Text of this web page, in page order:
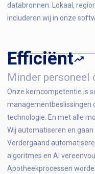
databronnen. Lokaal,
includeren wij in onze
Efficiënt
Minder
Onze kerncompetentie is
managementbeslissingen
technologie. En met alle
Wij automatiseren en
Verdergaand
algoritmes en AI
Apotheekprocessen